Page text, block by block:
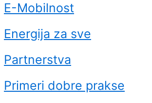
E-Mobilnost
Energija za sve
Partnerstva
Primeri dobre prakse